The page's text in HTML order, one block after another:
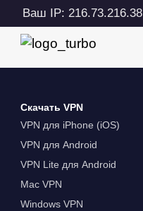
Ваш IP: 216.73.216.38
Скачать VPN
VPN для iPhone (iOS)
VPN для Android
VPN Lite для Android
Mac VPN
Windows VPN